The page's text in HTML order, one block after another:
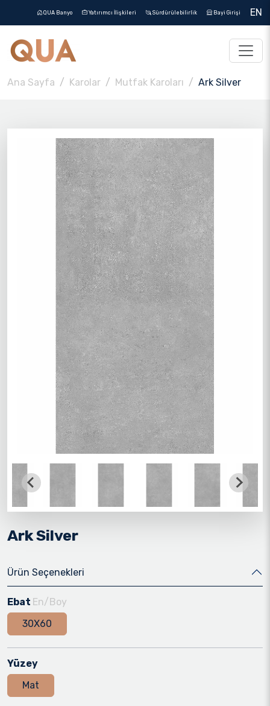
QUA Banyo Yatırımcı İlişkileri Sürdürülebilirlik Bayi Girişi EN
Ana Sayfa Karolar Mutfak Karoları Ark Silver
Ark Silver
Ürün Seçenekleri
Ebat En/Boy
30X60
Yüzey
Mat